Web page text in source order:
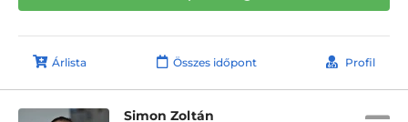
Árlista Összes időpont Profil
Simon Zoltán